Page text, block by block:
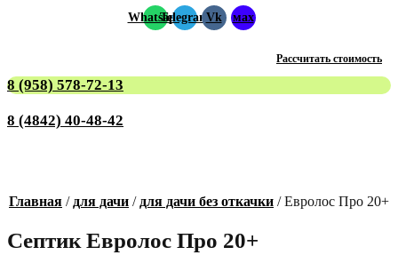
WhatsappTelegramVk мах
Рассчитать стоимость
8 (958) 578-72-13
8 (4842) 40-48-42
Главная / для дачи / для дачи без откачки / Евролос Про 20+
Септик Евролос Про 20+